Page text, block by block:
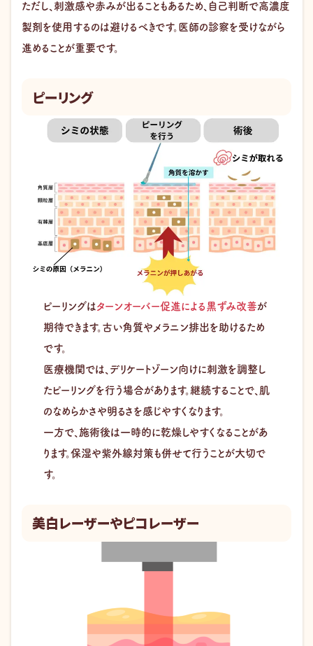
ただし、刺激感や赤みが出ることもあるため、自己判断で高濃度
製剤を使用するのは避けるべきです。医師の診察を受けながら
進めることが重要です。
ピーリング
ピーリングはターンオーバー促進による黒ずみ改善が
期待できます。古い角質やメラニン排出を助けるため
です。
医療機関では、デリケートゾーン向けに刺激を調整し
たピーリングを行う場合があります。継続することで、肌
のなめらかさや明るさを感じやすくなります。
一方で、施術後は一時的に乾燥しやすくなることがあ
ります。保湿や紫外線対策も併せて行うことが大切で
す。
美白レーザーやピコレーザー